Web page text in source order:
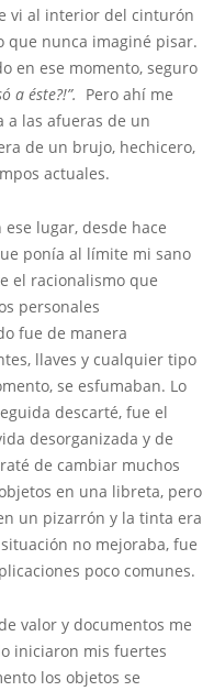
vi al interior del cinturón
que nunca imaginé pisar.
en ese momento, seguro
a éste?!”. Pero ahí me
a las afueras de un
de un brujo, hechicero,
actuales.
lugar, desde hace
ponía al límite mi sano
el racionalismo que
personales
fue de manera
llaves y cualquier tipo
se esfumaban. Lo
descarté, fue el
desorganizada y de
de cambiar muchos
en una libreta, pero
un pizarrón y la tinta era
no mejoraba, fue
poco comunes.
valor y documentos me
iniciaron mis fuertes
los objetos se